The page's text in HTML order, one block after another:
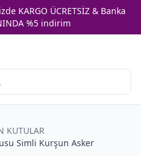
KARGO ÜCRETSİZ & Banka
%5 indirim
KUTULAR
Simli Kurşun Asker